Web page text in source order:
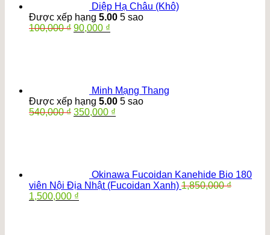
Diệp Hạ Châu (Khô)
Được xếp hạng 5.00 5 sao
100,000₫ Giá
90,000 ₫
Minh Mạng Thang
Được xếp hạng 5.00 5 sao
540,000₫ Giá
350,000 ₫
Okinawa Fucoidan Kanehide Bio 180
viên Nội Địa Nhật (Fucoidan Xanh) 1,850,000₫
Giá
1,500,000 ₫